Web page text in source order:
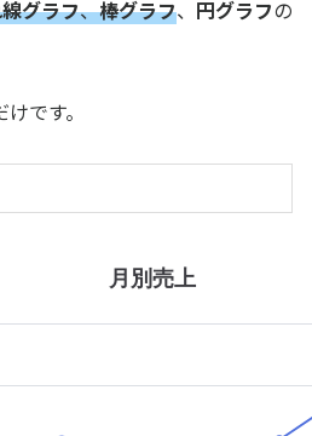
グラフ、棒グラフ、 円グラフの
けです。